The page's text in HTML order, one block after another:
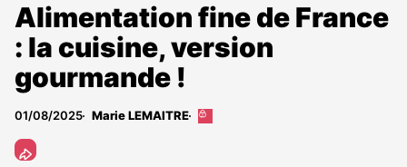
Alimentation fine de France
: la cuisine, version
gourmande !
01/08/2025 Marie LEMAITRE
Cet